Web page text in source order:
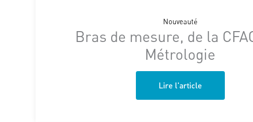
Nouveauté
Bras de mesure, de la
Métrologie
Lire l'article